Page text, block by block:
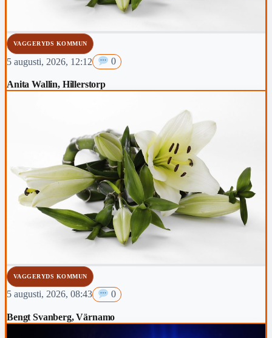
VAGGERYDS KOMMUN
5 augusti, 2026, 12:12 0
Anita Wallin, Hillerstorp
VAGGERYDS KOMMUN
5 augusti, 2026, 08:43 0
Bengt Svanberg, Värnamo